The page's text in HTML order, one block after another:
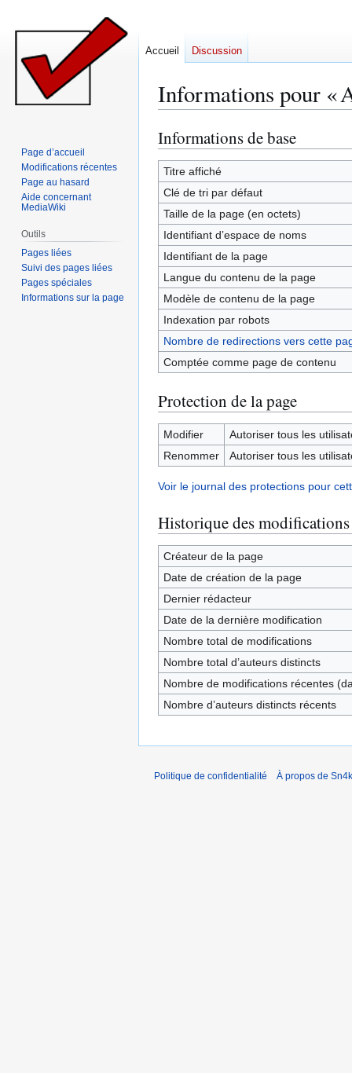
Informations pour «
Aller
à
la
navigation
Aller
à
la
recherche
Informations de base
Titre affiché
Clé de tri par défaut
Taille de la page (en octets)
Identifiant dʼespace de noms
Identifiant de la page
Langue du contenu de la page
Modèle de contenu de la page
Indexation par robots
Nombre de redirections vers cette
Comptée comme page de contenu
Protection de la page
Modifier
Autoriser tous les
Renommer
Autoriser tous les
Voir le journal des protections pour
Historique des modifications
Créateur de la page
Date de création de la page
Dernier rédacteur
Date de la dernière modification
Nombre total de modifications
Nombre total d’auteurs distincts
Nombre de modifications récentes
Nombre d’auteurs distincts récents
Accueil Discussion
Page d’accueil
Modifications récentes
Page au hasard
Aide concernant
MediaWiki
Outils
Pages liées
Suivi des pages liées
Pages spéciales
Informations sur la page
Politique de confidentialité À propos de